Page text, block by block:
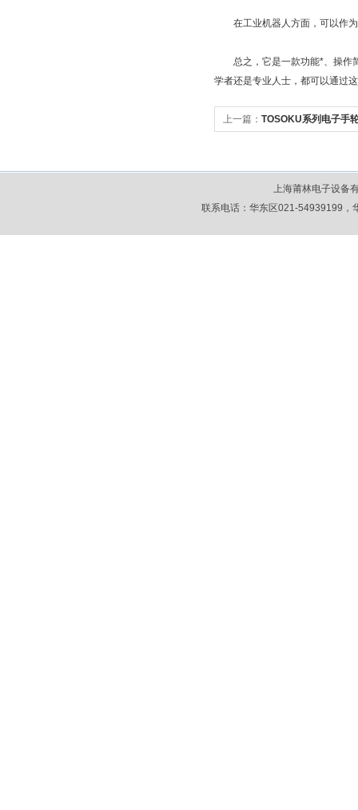
在工业机器人方面，可以作为
总之，它是一款功能*、操作简
学者还是专业人士，都可以通过
上一篇： TOSOKU系列电子手
上海莆林电子设
联系电话：华东区021-54939199